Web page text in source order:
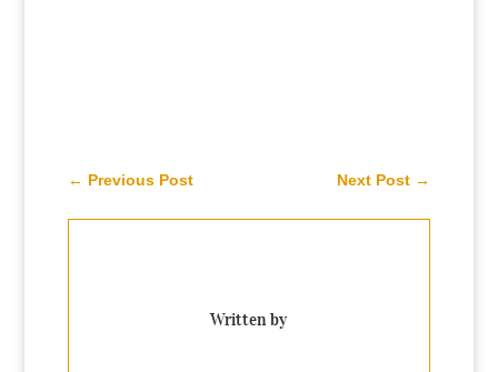
← Previous Post Next Post →
Written by